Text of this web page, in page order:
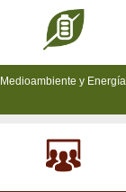
Medioambiente y Energía